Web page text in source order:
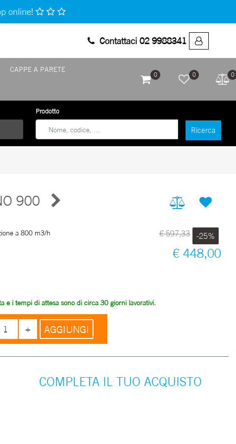
online!
Contattaci 02 9988341
CAPPE A PARETE
0 0 0
Prodotto
900
a 800 m3/h
€ 597,33 -25%
€ 448,00
e i tempi di attesa sono di circa 30 giorni lavorativi.
AGGIUNGI
COMPLETA IL TUO ACQUISTO